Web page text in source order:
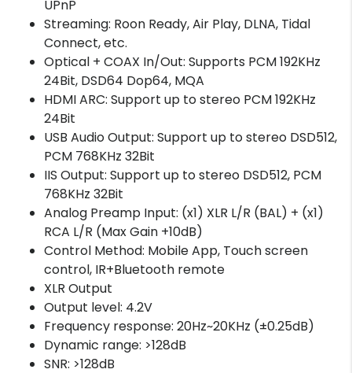
UPnP
Streaming: Roon Ready, Air Play, DLNA, Tidal
Connect, etc.
Optical + COAX In/Out: Supports PCM 192KHz
24Bit, DSD64 Dop64, MQA
HDMI ARC: Support up to stereo PCM 192KHz
24Bit
USB Audio Output: Support up to stereo DSD512,
PCM 768KHz 32Bit
IIS Output: Support up to stereo DSD512, PCM
768KHz 32Bit
Analog Preamp Input: (x1) XLR L/R (BAL) + (x1)
RCA L/R (Max Gain +10dB)
Control Method: Mobile App, Touch screen
control, IR+Bluetooth remote
XLR Output
Output level: 4.2V
Frequency response: 20Hz~20KHz (±0.25dB)
Dynamic range: >128dB
SNR: >128dB